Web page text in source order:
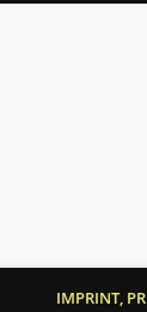
IMPRINT,